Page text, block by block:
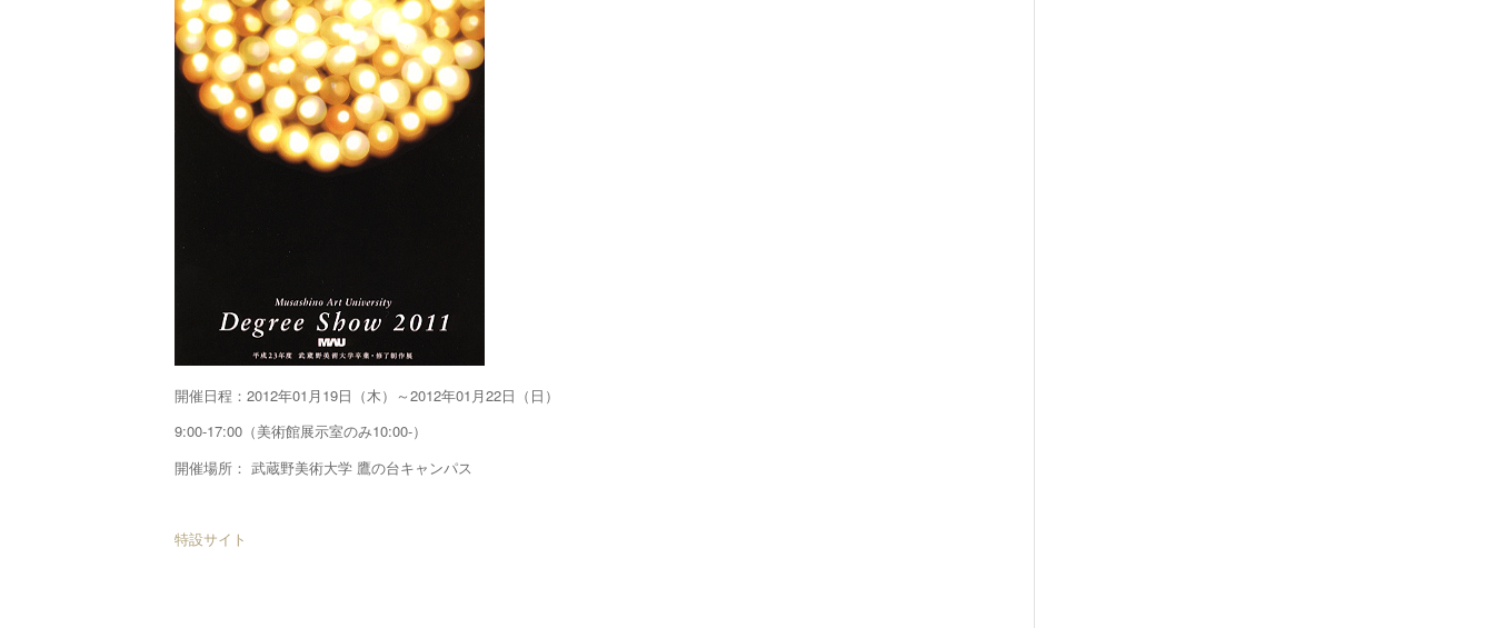
開催日程：2012年01月19日（木）～2012年01月22日（日）
9:00-17:00（美術館展示室のみ10:00-）
開催場所： 武蔵野美術大学 鷹の台キャンパス
特設サイト